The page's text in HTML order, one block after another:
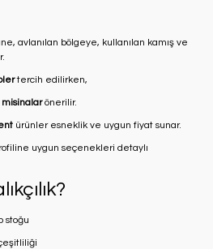
avlanılan bölgeye, kullanılan kamış ve
tercih edilirken,
misinalarönerilir.
ürünler esneklik ve uygun fiyat sunar.
uygun seçenekleri detaylı
stoğu